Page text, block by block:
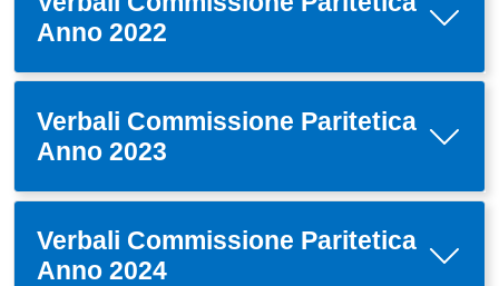
Anno 2022
Verbali Commissione Paritetica
Anno 2023
Verbali Commissione Paritetica
Anno 2024